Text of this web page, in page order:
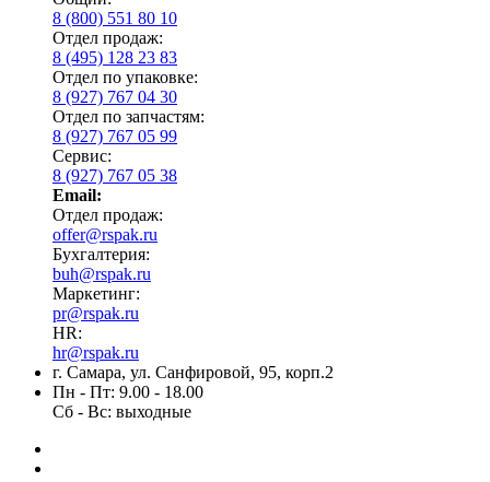
8 (800) 551 80 10
Отдел продаж:
8 (495) 128 23 83
Отдел по упаковке:
8 (927) 767 04 30
Отдел по запчастям:
8 (927) 767 05 99
Сервис:
8 (927) 767 05 38
Email:
Отдел продаж:
offer@rspak.ru
Бухгалтерия:
buh@rspak.ru
Маркетинг:
pr@rspak.ru
HR:
hr@rspak.ru
г. Самара, ул. Санфировой, 95, корп.2
Пн - Пт: 9.00 - 18.00
Сб - Вс: выходные